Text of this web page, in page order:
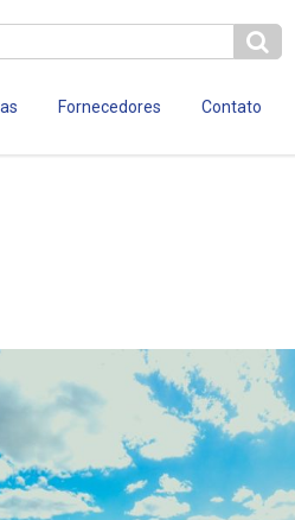
Fornecedores Contato